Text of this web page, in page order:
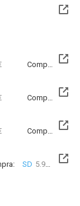
7 meses)
Compra: SD
Compra: SD
Compra: SD
SD 5.99 €